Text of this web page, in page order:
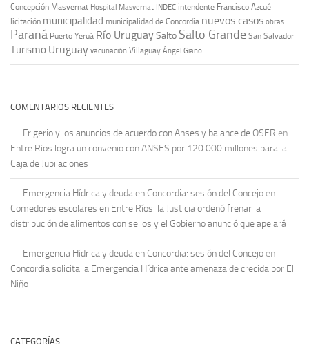
Concepción Masvernat Hospital Masvernat INDEC intendente Francisco Azcué
licitación municipalidad municipalidad de Concordia nuevos casos obras
Paraná Puerto Yeruá Río UruguaySalto Salto Grande San Salvador
Turismo Uruguay vacunación Villaguay Ángel Giano
COMENTARIOS RECIENTES
Frigerio y los anuncios de acuerdo con Anses y balance de OSER en
Entre Ríos logra un convenio con ANSES por 120.000 millones para la
Caja de Jubilaciones
Emergencia Hídrica y deuda en Concordia: sesión del Concejo en
Comedores escolares en Entre Ríos: la Justicia ordenó frenar la
distribución de alimentos con sellos y el Gobierno anunció que apelará
Emergencia Hídrica y deuda en Concordia: sesión del Concejo en
Concordia solicita la Emergencia Hídrica ante amenaza de crecida por El
Niño
CATEGORÍAS